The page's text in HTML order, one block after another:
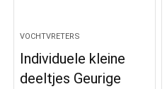
VOCHTVRETERS
Individuele kleine
deeltjes Geurige